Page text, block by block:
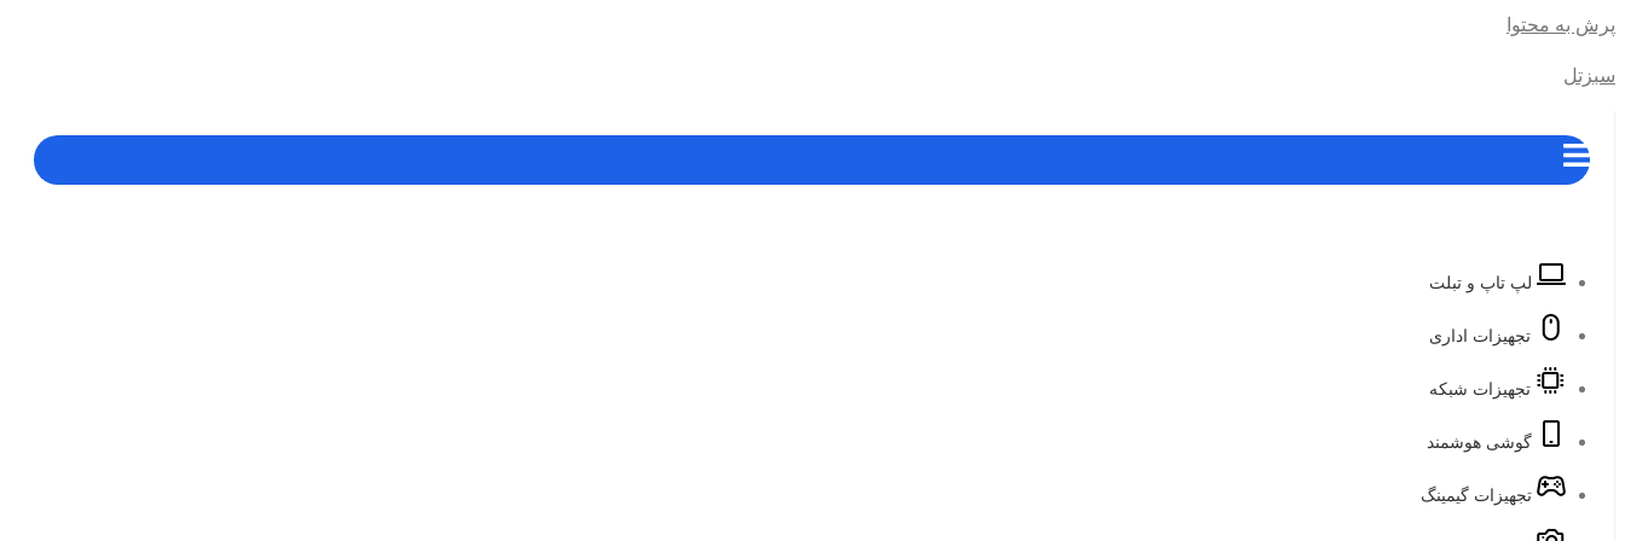
پرش به محتوا
سبزتل
لپ تاپ و تبلت
تجهیزات اداری
تجهیزات شبکه
گوشی هوشمند
تجهیزات گیمینگ